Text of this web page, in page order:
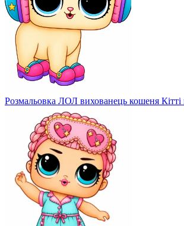
Розмальовка ЛОЛ вихованець кошеня